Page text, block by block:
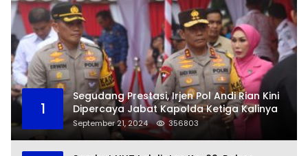
1
Segudang Prestasi, Irjen Pol Andi Rian Kini
Dipercaya Jabat Kapolda Ketiga Kalinya
September 21, 2024 356803